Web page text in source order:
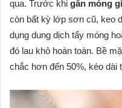
qua. Trước khi gắn móng
còn bất kỳ lớp sơn cũ, keo
dụng dung dịch tẩy móng
đó lau khô hoàn toàn. Bề
chắc hơn đến 50%, kéo dài